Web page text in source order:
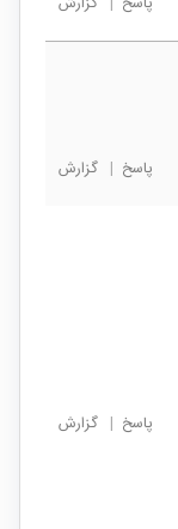
پاسخ | گزارش
پاسخ | گزارش